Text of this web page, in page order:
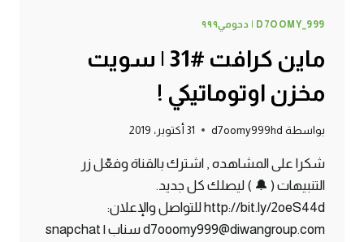
D7OOMY_999 | دحومي٩٩٩
ماين كرافت #31 | سويت
مخزن اوتوماتيكي !
بواسطة d7oomy999hd 31 أكتوبر، 2019
شكرا على المشاهده , اشترك بالقناة وفعّل زر
التنبيهات ( 🔔 ) ليصلك كل جديد.
http://bit.ly/2oeS44d للتواصل والإعلان:
d7ooomy999@diwangroup.com سناب | snapchat